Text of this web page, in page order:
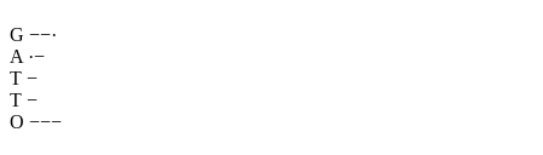
G −−·
A ·−
T −
T −
O −−−